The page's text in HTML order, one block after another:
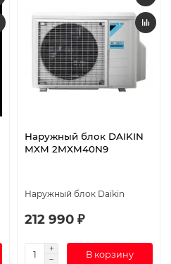
Наружный блок DAIKIN
MXM 2MXM40N9
Наружный блок Daikin
212 990 ₽
В корзину